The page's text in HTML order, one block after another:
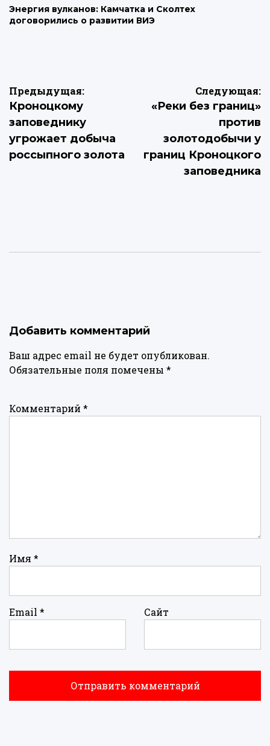
Энергия вулканов: Камчатка и Сколтех
договорились о развитии ВИЭ
Навигация
по
записям
Предыдущая:
Кроноцкому
заповеднику
угрожает добыча
россыпного золота
Следующая:
«Реки без границ»
против
золотодобычи у
границ Кроноцкого
заповедника
Добавить комментарий
Ваш адрес email не будет опубликован.
Обязательные поля помечены *
Комментарий *
Имя *
Email * Сайт